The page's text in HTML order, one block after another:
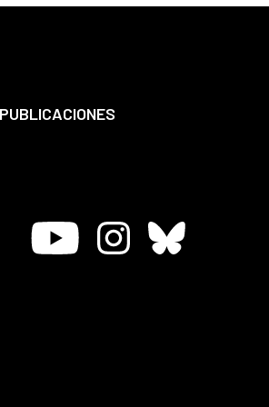
PUBLICACIONES
Youtube InstagramBluesky